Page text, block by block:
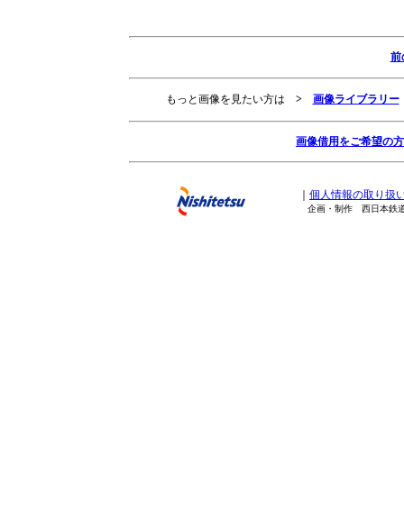
前
もっと画像を見たい方は > 画像ライブラリー
画像借用をご希望の
個人情報の取り扱
企画・制作 西日本鉄道